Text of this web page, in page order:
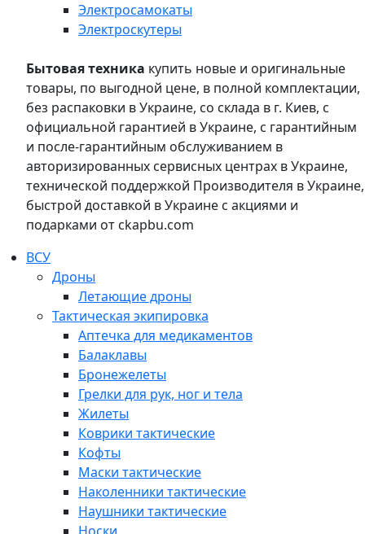
Электросамокаты
Электроскутеры
Бытовая техника купить новые и оригинальные
товары, по выгодной цене, в полной комплектации,
без распаковки в Украине, со склада в г. Киев, с
официальной гарантией в Украине, с гарантийным
и после-гарантийным обслуживанием в
авторизированных сервисных центрах в Украине,
технической поддержкой Производителя в Украине,
быстрой доставкой в Украине с акциями и
подарками от ckapbu.com
ВСУ
Дроны
Летающие дроны
Тактическая экипировка
Аптечка для медикаментов
Балаклавы
Бронежелеты
Грелки для рук, ног и тела
Жилеты
Коврики тактические
Кофты
Маски тактические
Наколенники тактические
Наушники тактические